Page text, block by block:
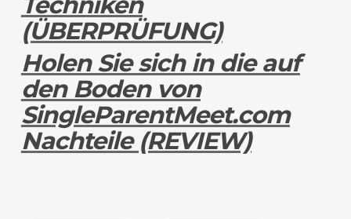
(ÜBERPRÜFUNG)
Holen Sie sich in die auf
den Boden von
SingleParentMeet.com
Nachteile (REVIEW)